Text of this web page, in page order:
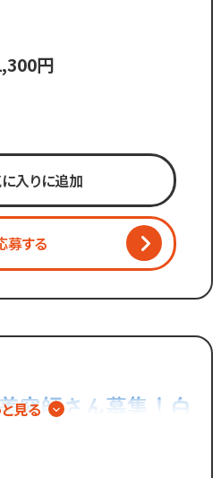
...
働きたい」
円
入りに追加
募する
容師さん募集！白
正社員スタッフ◎
見る